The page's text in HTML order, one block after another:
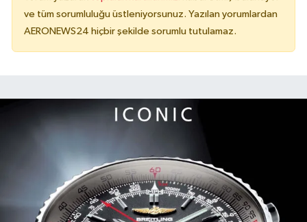
ve tüm sorumluluğu üstleniyorsunuz. Yazılan yorumlardan
AERONEWS24 hiçbir şekilde sorumlu tutulamaz.